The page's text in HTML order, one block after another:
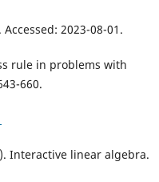
. Accessed: 2023-08-01.
rule in problems with
660.
Interactive linear algebra.